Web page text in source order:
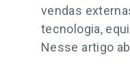
vendas
tecnologia,
Nesse artigo